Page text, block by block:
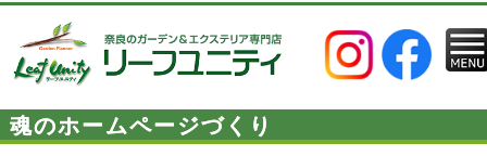
魂のホームページづくり